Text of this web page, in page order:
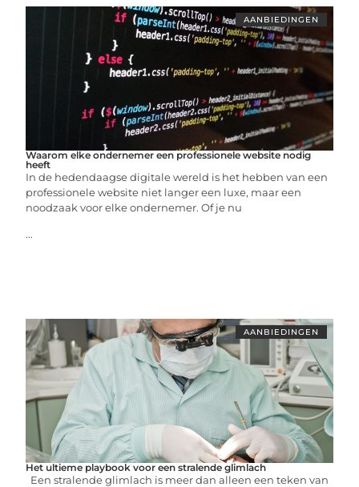
AANBIEDINGEN
Waarom elke ondernemer een professionele website nodig
heeft
In de hedendaagse digitale wereld is het hebben van een
professionele website niet langer een luxe, maar een
noodzaak voor elke ondernemer. Of je nu
...
AANBIEDINGEN
Het ultieme playbook voor een stralende glimlach
Een stralende glimlach is meer dan alleen een teken van